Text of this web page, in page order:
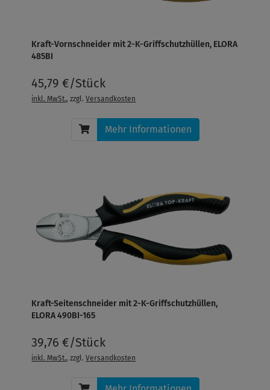
Kraft-Vornschneider mit 2-K-Griffschutzhüllen, ELORA
485BI
45,79 €/Stück
inkl. MwSt., zzgl.Versandkosten
Mehr Informationen
Kraft-Seitenschneider mit 2-K-Griffschutzhüllen,
ELORA 490BI-165
39,76 €/Stück
inkl. MwSt., zzgl.Versandkosten